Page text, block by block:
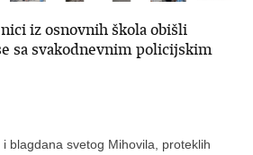
iz osnovnih škola obišli
sa svakodnevnim policijskim
blagdana svetog Mihovila, proteklih